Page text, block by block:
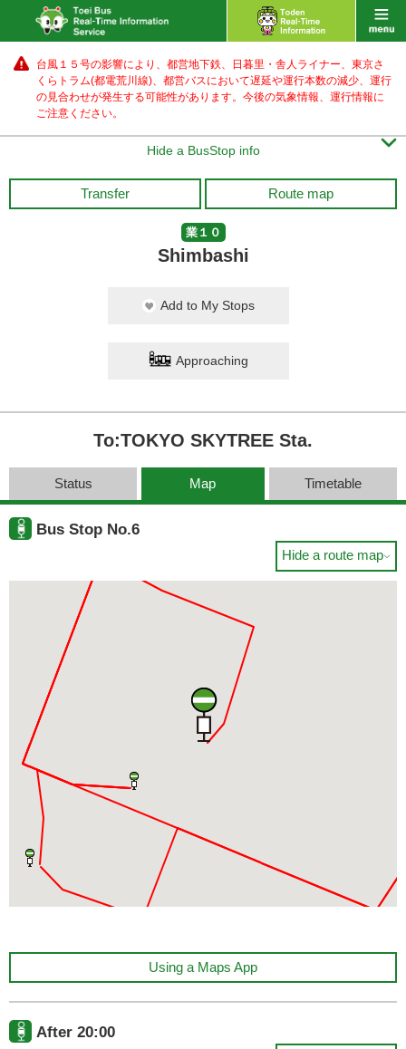
台風１５号の影響により、都営地下鉄、日暮里・舎人ライナー、東京さ
くらトラム(都電荒川線)、都営バスにおいて遅延や運行本数の減少、運行
の見合わせが発生する可能性があります。 今後の気象情報、運行情報に
ご注意ください。
Hide a BusStop info 
Transfer Route map
業１０
Shimbashi
Add to My Stops
Approaching
To:TOKYO SKYTREE Sta.
Status Map Timetable
Bus Stop No.6
Hide a route map
Using a Maps App
After 20:00